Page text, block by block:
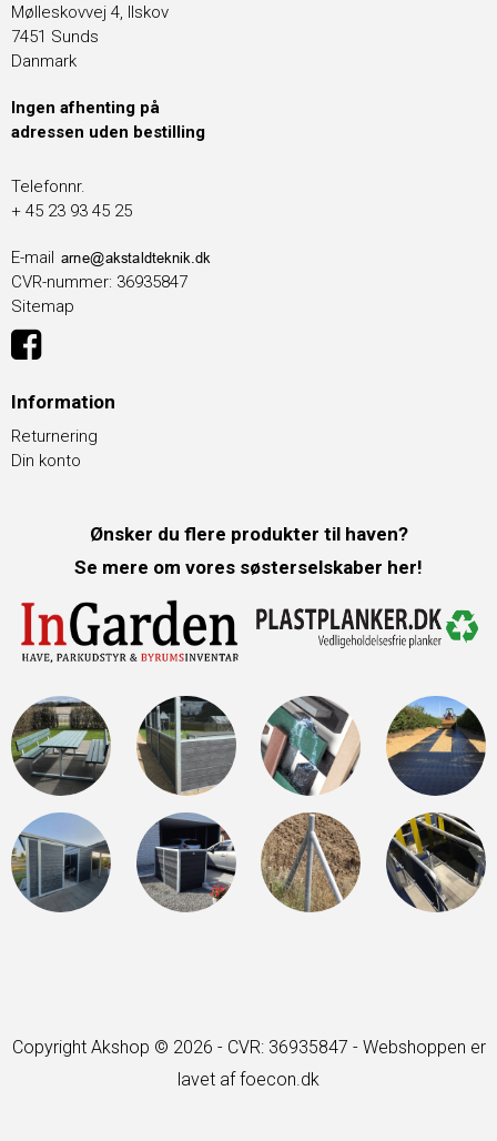
Mølleskovvej 4, Ilskov
7451 Sunds
Danmark
Ingen afhenting på
adressen uden bestilling
Telefonnr.
+ 45 23 93 45 25
E-mail
CVR-nummer: 36935847
Sitemap
Information
Returnering
Din konto
Ønsker du flere produkter til haven?
Se mere om vores søsterselskaber her!
Copyright Akshop © 2026 - CVR: 36935847 - Webshoppen er
lavet af foecon.dk